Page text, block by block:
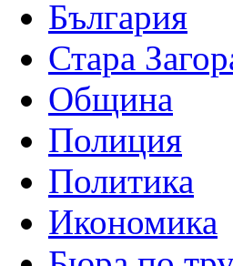
България
Стара
Община
Полиция
Политика
Икономика